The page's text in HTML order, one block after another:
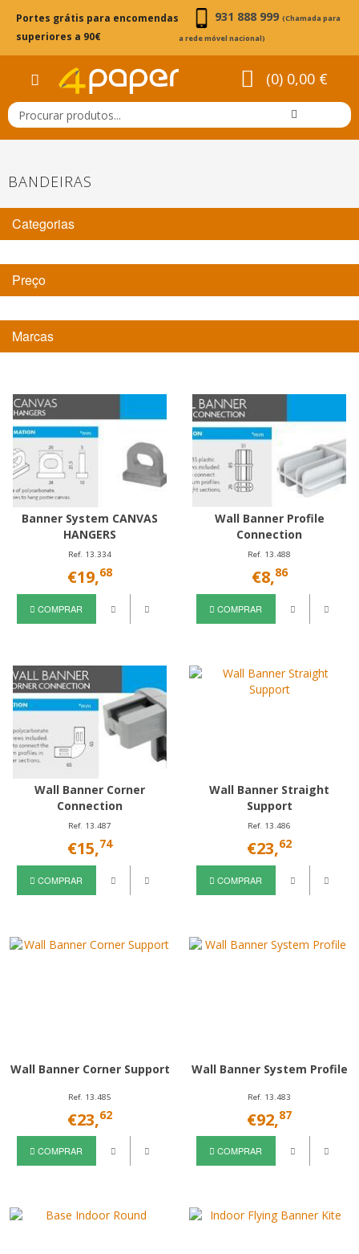
Portes grátis para encomendas
superiores a 90€
931 888 999 (Chamada para
a rede móvel nacional)
(0) 0,00 €
BANDEIRAS
Categorias
Preço
Marcas
Banner System CANVAS
HANGERS
Ref. 13.334
€19,68
COMPRAR
Wall Banner Profile
Connection
Ref. 13.488
€8,86
COMPRAR
Wall Banner Corner
Connection
Ref. 13.487
€15,74
COMPRAR
Wall Banner Straight
Support
Ref. 13.486
€23,62
COMPRAR
Wall Banner Corner Support
Ref. 13.485
€23,62
COMPRAR
Wall Banner System Profile
Ref. 13.483
€92,87
COMPRAR